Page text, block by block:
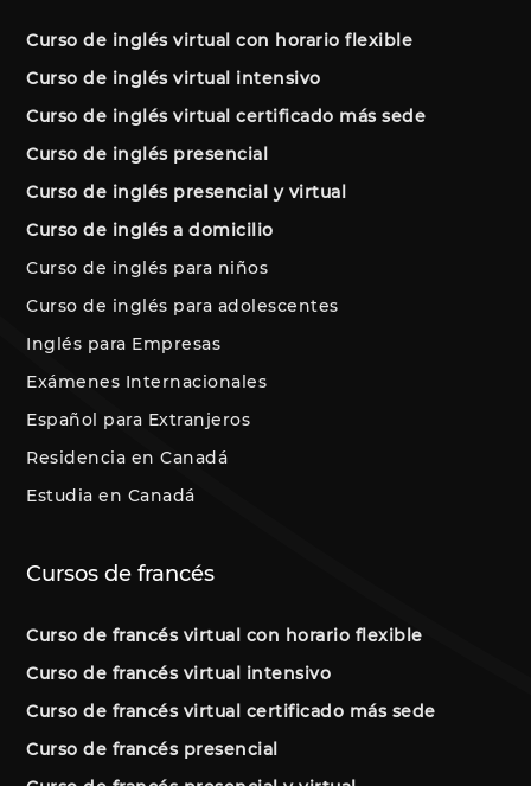
Curso de inglés virtual con horario flexible
Curso de inglés virtual intensivo
Curso de inglés virtual certificado más sede
Curso de inglés presencial
Curso de inglés presencial y virtual
Curso de inglés a domicilio
Curso de inglés para niños
Curso de inglés para adolescentes
Inglés para Empresas
Exámenes Internacionales
Español para Extranjeros
Residencia en Canadá
Estudia en Canadá
Cursos de francés
Curso de francés virtual con horario flexible
Curso de francés virtual intensivo
Curso de francés virtual certificado más sede
Curso de francés presencial